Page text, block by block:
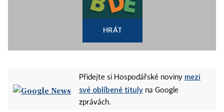
HRÁT
Přidejte si Hospodářské noviny mezi
své oblíbené tituly na Google
zprávách.